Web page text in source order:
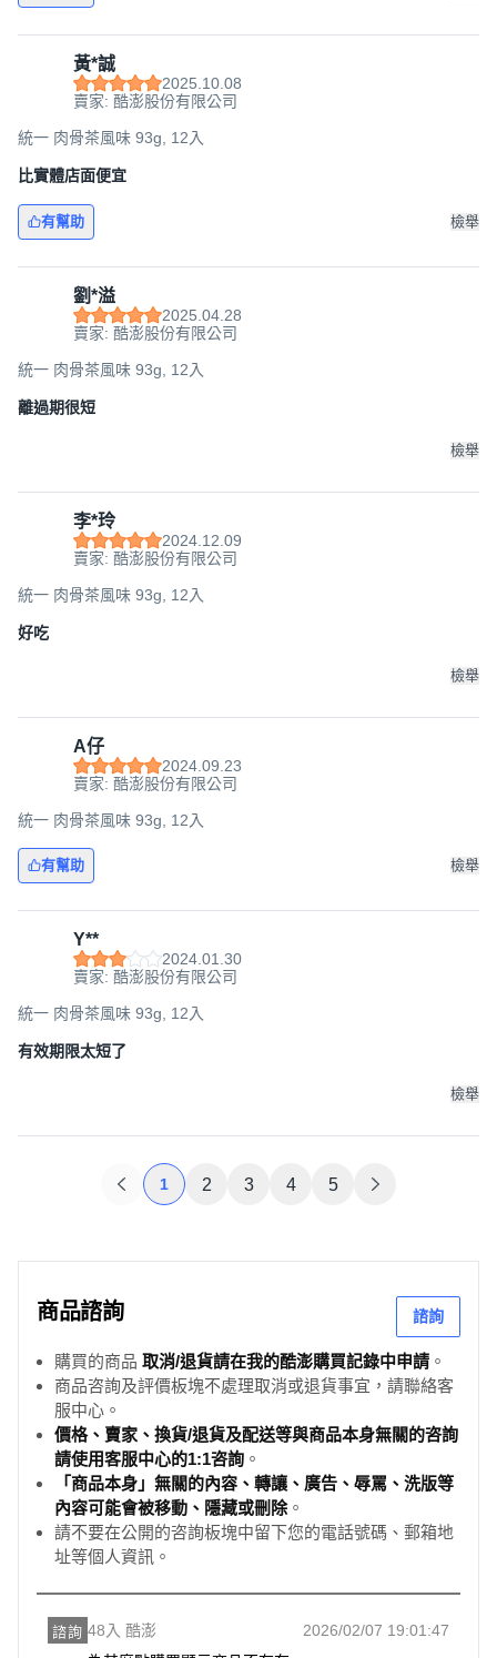
黃*誠
2025.10.08
賣家: 酷澎股份有限公司
統一 肉骨茶風味 93g, 12入
比實體店面便宜
有幫助 檢舉
劉*溢
2025.04.28
賣家: 酷澎股份有限公司
統一 肉骨茶風味 93g, 12入
離過期很短
檢舉
李*玲
2024.12.09
賣家: 酷澎股份有限公司
統一 肉骨茶風味 93g, 12入
好吃
檢舉
A仔
2024.09.23
賣家: 酷澎股份有限公司
統一 肉骨茶風味 93g, 12入
有幫助 檢舉
Y**
2024.01.30
賣家: 酷澎股份有限公司
統一 肉骨茶風味 93g, 12入
有效期限太短了
檢舉
1 2 3 4 5
商品諮詢 諮詢
購買的商品 取消/退貨請在我的酷澎購買記錄中申請 。
商品咨詢及評價板塊不處理取消或退貨事宜，請聯絡客
服中心。
價格、賣家、換貨/退貨及配送等與商品本身無關的咨詢
請使用客服中心的1:1咨詢 。
「商品本身」無關的內容、轉讓、廣告、辱罵、洗版等
內容可能會被移動、隱藏或刪除。
請不要在公開的咨詢板塊中留下您的電話號碼、郵箱地
址等個人資訊。
諮詢 48入 酷澎
2026/02/07 19:01:47